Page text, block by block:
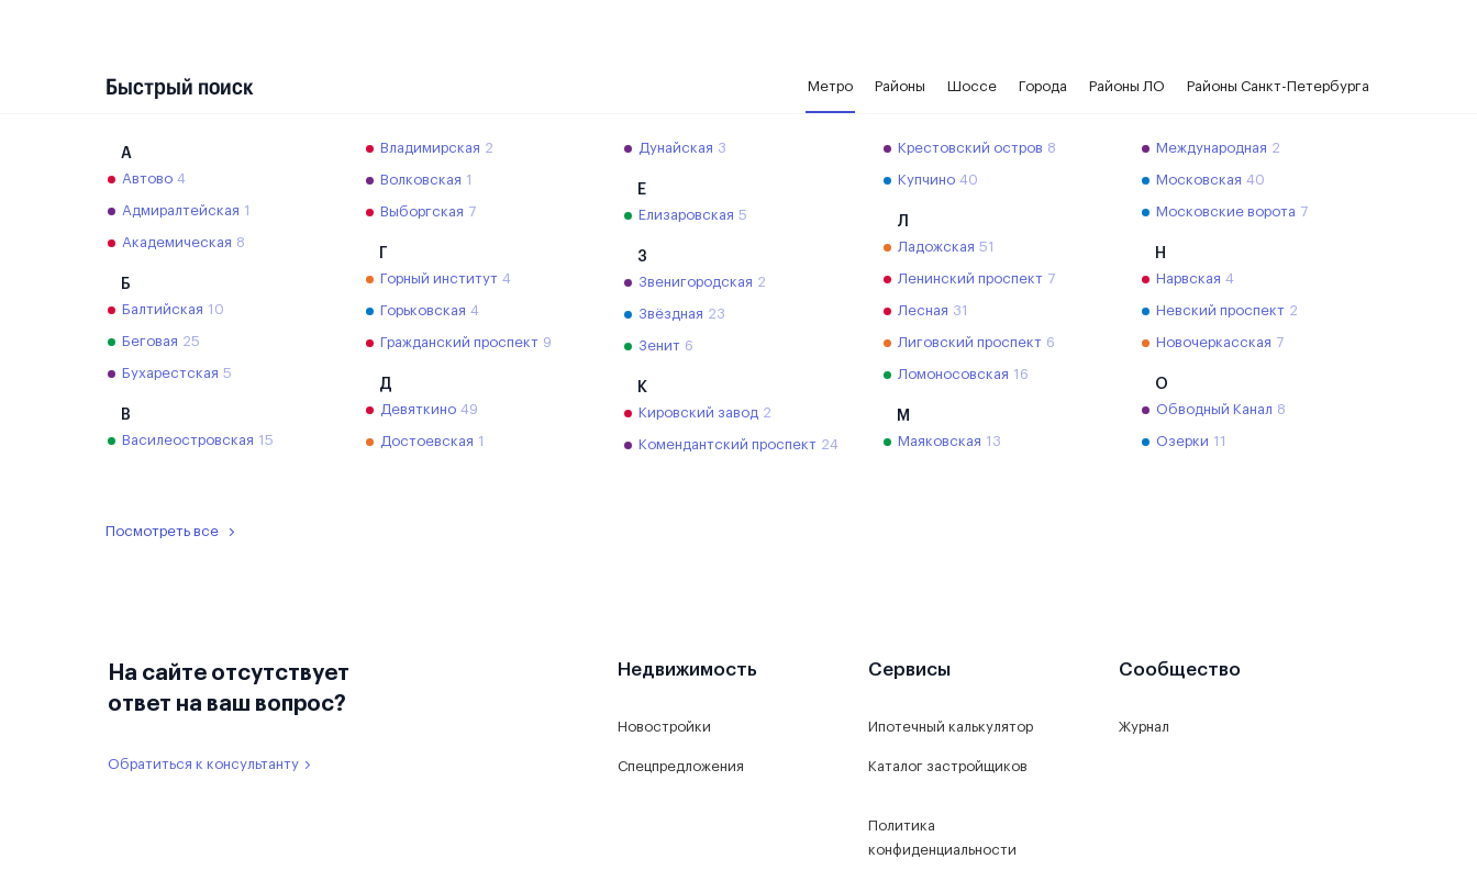
Быстрый поиск Метро Районы Шоссе Города Районы ЛО Районы Санкт-Петербурга
А
Автово 4
Адмиралтейская 1
Академическая 8
Б
Балтийская 10
Беговая 25
Бухарестская 5
В
Василеостровская 15
Владимирская 2
Волковская 1
Выборгская 7
Горный институт 4
Горьковская 4
Гражданский проспект 9
Д
Девяткино 49
Достоевская 1
Дунайская 3
Е
Елизаровская 5
З
Звенигородская 2
Звёздная 23
Зенит 6
К
Кировский завод 2
Комендантский проспект 24
Крестовский остров 8
Купчино 40
Л
Ладожская 51
Ленинский проспект 7
Лесная 31
Лиговский проспект 6
Ломоносовская 16
М
Маяковская 13
Международная 2
Московская 40
Московские ворота 7
Н
Нарвская 4
Невский проспект 2
Новочеркасская 7
О
Обводный Канал 8
Озерки 11
Посмотреть все
На сайте отсутствует
ответ на ваш вопрос?
Обратиться к консультанту
Недвижимость
Новостройки
Спецпредложения
Сервисы
Ипотечный калькулятор
Каталог застройщиков
Политика
конфиденциальности
Сообщество
Журнал